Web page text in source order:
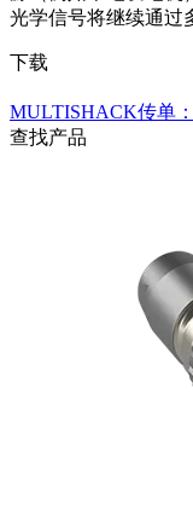
光学信号将继续通过
下载
MULTISHACK传单
查找产品